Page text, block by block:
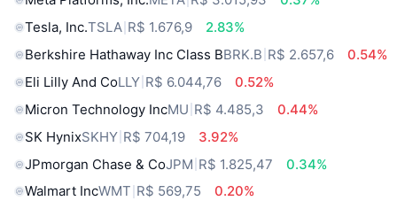
Tesla, Inc.TSLA R$ 1.676,9
2.83%
Berkshire Hathaway Inc Class BBRK.B R$ 2.657,6
0.54%
Eli Lilly And CoLLY R$ 6.044,76
0.52%
Micron Technology IncMU R$ 4.485,3
0.44%
SK HynixSKHY R$ 704,19
3.92%
JPmorgan Chase & CoJPM R$ 1.825,47
0.34%
Walmart IncWMT R$ 569,75 0.20%